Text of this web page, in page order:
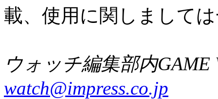
載、使用に関しまして
ウォッチ編集部内GAME
watch@impress.co.jp